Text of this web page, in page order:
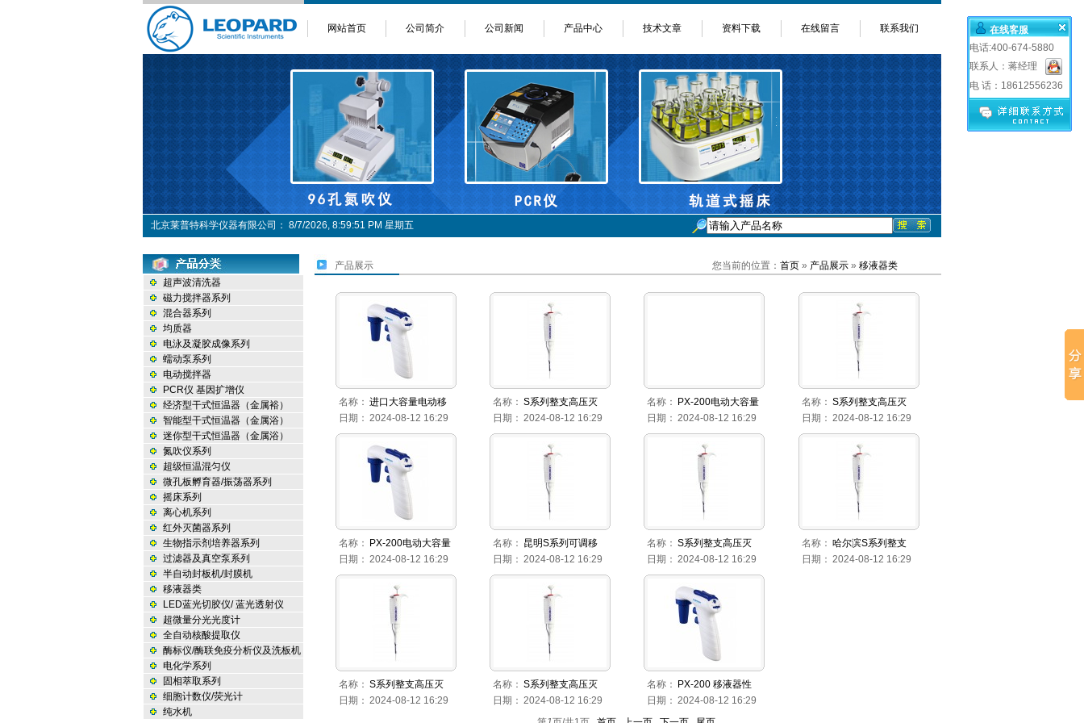
网站首页 公司简介 公司新闻 产品中心 技术文章 资料下载 在线留言 联系我们
北京莱普特科学仪器有限公司： 8/7/2026, 8:59:51 PM 星期五
超声波清洗器
磁力搅拌器系列
混合器系列
均质器
电泳及凝胶成像系列
蠕动泵系列
电动搅拌器
PCR仪 基因扩增仪
经济型干式恒温器（金属裕）
智能型干式恒温器（金属浴）
迷你型干式恒温器（金属浴）
氮吹仪系列
超级恒温混匀仪
微孔板孵育器/振荡器系列
摇床系列
离心机系列
红外灭菌器系列
生物指示剂培养器系列
过滤器及真空泵系列
半自动封板机/封膜机
移液器类
LED蓝光切胶仪/ 蓝光透射仪
超微量分光光度计
全自动核酸提取仪
酶标仪/酶联免疫分析仪及洗板机
电化学系列
固相萃取系列
细胞计数仪/荧光计
纯水机
产品展示 您当前的位置： 首页 » 产品展示 » 移液器类
名称： 进口大容量电动移
日期： 2024-08-12 16:29
名称： S系列整支高压灭
日期： 2024-08-12 16:29
名称：
PX-200电动大容量
日期： 2024-08-12 16:29
名称： S系列整支高压灭
日期： 2024-08-12 16:29
名称：
PX-200电动大容量
日期： 2024-08-12 16:29
名称： 昆明S系列可调移
日期： 2024-08-12 16:29
名称： S系列整支高压灭
日期： 2024-08-12 16:29
名称： 哈尔滨S系列整支
日期： 2024-08-12 16:29
名称： S系列整支高压灭
日期： 2024-08-12 16:29
名称： S系列整支高压灭
日期： 2024-08-12 16:29
名称：
PX-200 移液器性
日期： 2024-08-12 16:29
在线客服
电话:400-674-5880
联系人：蒋经理
电 话：18612556236